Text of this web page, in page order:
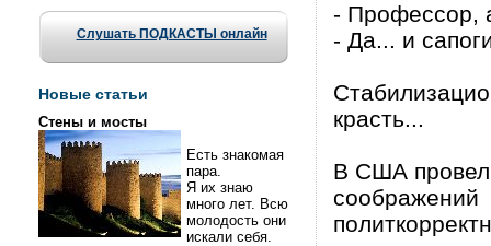
Слушать ПОДКАСТЫ онлайн
Новые статьи
Стены и мосты
Есть знакомая
пара.
Я их знаю
много лет. Всю
молодость они
искали себя.
- Профессор,
- Да... и
красть...
В США
соображений